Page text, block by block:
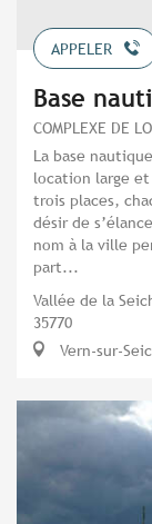
APPELER
Base
COMPLEXE DE
La base
location large
trois places,
désir de
nom à la ville
part...
Vallée de la
35770
Vern-sur-